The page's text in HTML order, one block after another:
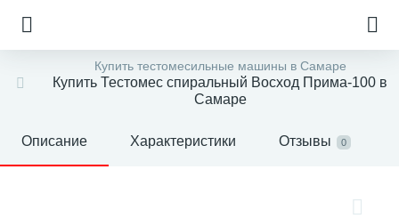
Купить тестомесильные машины в Самаре
Купить Тестомес спиральный Восход Прима-100 в
Самаре
Описание Характеристики Отзывы 0